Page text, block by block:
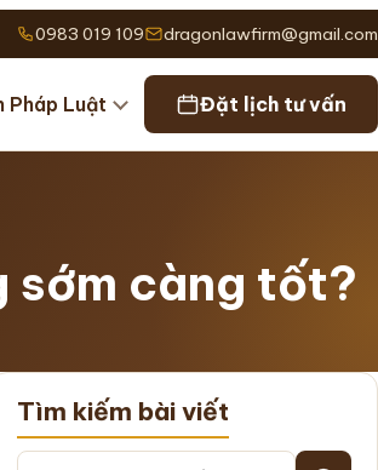
0983 019 109 dragonlawfirm@gmail.com
Pháp Luật Đặt lịch tư vấn
sớm càng tốt?
Tìm kiếm bài viết